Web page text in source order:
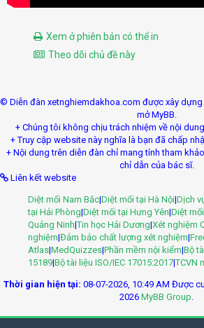
Xem ở phiên bản có thể in
Theo dõi chủ đề này
© Diễn đàn xetnghiemdakhoa.com được xây dựng
mở MyBB.
+ Chúng tôi không chịu trách nhiệm về nội
+ Truy cập website này nghĩa là bạn đã chấp
+ Nội dung trên diễn đàn chỉ mang tính tham
chỉ dẫn của bác sĩ.
Liên kết website
Diệt mối Nam Bắc|Diệt mối tại Hà Nội|Dịch
tại Hải Phòng|Diệt mối tại Hưng Yên|Diệt
Quảng Ninh|Tin học Hải Dương|Xét nghiệm
nghiệm|Đảm bảo chất lượng xét nghiệm|
Atlas|MedQuizzes|Phần mềm nội kiểm|Bộ
15189|Bộ tài liệu ISO/IEC 17015:2017|TCVN
Thời gian hiện tại: 08-07-2026, 10:49 AM Được
2026 MyBB Group.